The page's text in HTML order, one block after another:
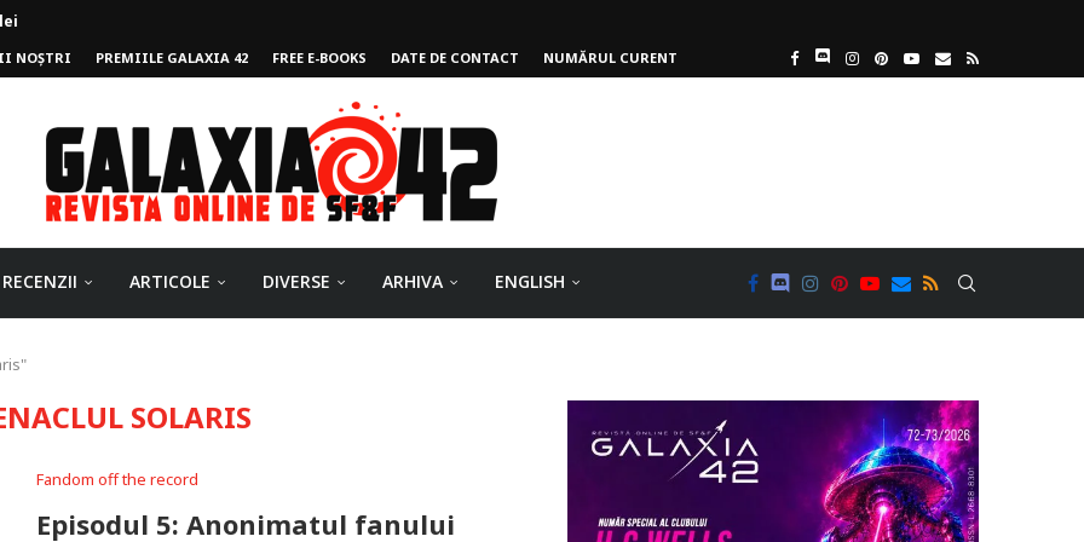
NOȘTRI PREMIILE GALAXIA 42 FREE E-BOOKS DATE DE CONTACT NUMĂRUL CURENT
RECENZII ARTICOLE DIVERSE ARHIVA ENGLISH
SOLARIS
Fandom off the record
Episodul 5: Anonimatul fanului